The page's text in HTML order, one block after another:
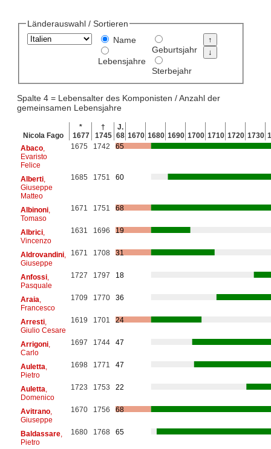
Länderauswahl / Sortieren
Name
Lebensjahre
Geburtsjahr
Sterbejahr
Spalte 4 = Lebensalter des Komponisten / Anzahl der
gemeinsamen Lebensjahre
Nicola Fago
*
1677
†
1745
J.
68 1670 1680 1690 1700 1710 1720 1730
Abaco,
Evaristo
Felice
1675 1742 65
Alberti,
Giuseppe
Matteo
1685 1751 60
Albinoni,
Tomaso
1671 1751 68
Albrici,
Vincenzo
1631 1696 19
Aldrovandini,
Giuseppe
1671 1708 31
Anfossi,
Pasquale
1727 1797 18
Araia
Francesco
1709 1770 36
Arresti,
Giulio Cesare
1619 1701 24
Arrigoni,
Carlo
1697 1744 47
Auletta
Pietro
1698 1771 47
Auletta
Domenico
1723 1753 22
Avitrano,
Giuseppe
1670 1756 68
Baldassare,
Pietro
1680 1768 65